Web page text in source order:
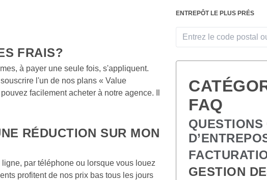
FRAIS?
à payer une seule fois, s'appliquent.
l'un de nos plans « Value
facilement acheter à notre agence. Il
RÉDUCTION SUR MON
par téléphone ou lorsque vous louez
profitent de nos prix bas tous les jours
ENTREPÔT LE PLUS PRÉS
FAQ
GESTION